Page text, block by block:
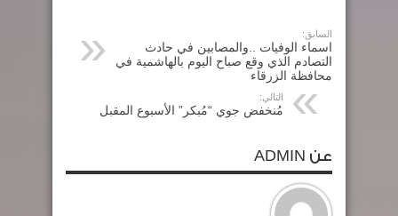
السابق:
اسماء الوفيات ..والمصابين في حادث
التصادم الذي وقع صباح اليوم بالهاشمية في
محافظة الزرقاء
التالي:
مُنخفض جوي “مُبكر” الأسبوع المقبل
عن ADMIN